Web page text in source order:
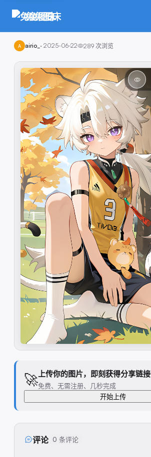
兔兔图床
A airio_ · 2025-06-22 289 次浏览
🚀上传你的图片，即刻获得分享链接
免费、无需注册、几秒完成
开始上传
评论 0 条评论